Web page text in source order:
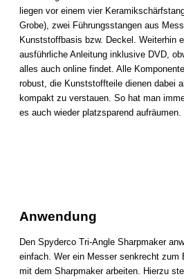
liegen vor einem vier
Grobe), zwei Führungsstangen aus
Kunststoffbasis bzw. Deckel. Weiterhin
ausführliche Anleitung inklusive DVD,
alles auch online findet. Alle
robust, die Kunststoffteile dienen dabei
kompakt zu verstauen. So hat man
es auch wieder platzsparend aufräumen.
Anwendung
Den Spyderco Tri-Angle Sharpmaker
einfach. Wer ein Messer senkrecht zum
mit dem Sharpmaker arbeiten. Hierzu